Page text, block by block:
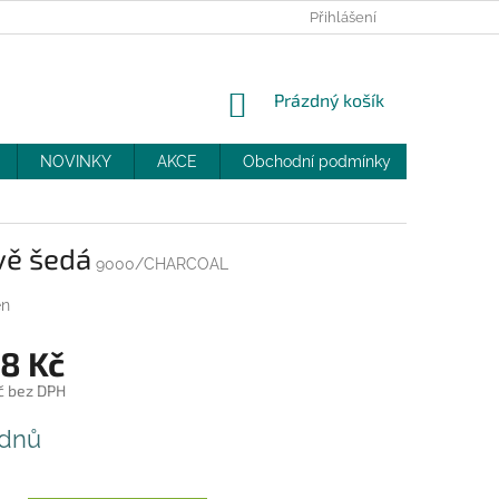
MOJE OBJEDNÁVKA
Přihlášení
NÁKUPNÍ
Prázdný košík
NOVINKY AKCE Obchodní podmínky
šedá 9000/CHARCOAL
Kč
bez DPH